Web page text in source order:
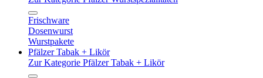
Frischware
Dosenwurst
Wurstpakete
Pfälzer Tabak + Likör
Zur Kategorie Pfälzer Tabak + Likör